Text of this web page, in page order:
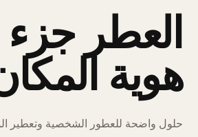
العطر
هوية
حلول واضحة للعطور الشخصية وتعطير